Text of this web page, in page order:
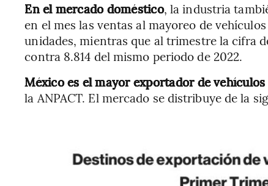
En el mercado doméstico, la industria
en el mes las ventas al mayoreo de
unidades, mientras que al trimestre la cifra
contra 8.814 del mismo periodo de 2022.
México es el mayor exportador de vehículos
la ANPACT. El mercado se distribuye de la